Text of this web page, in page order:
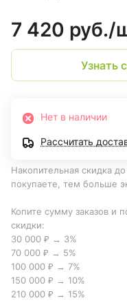
7 420 руб./
Узнать
Нет в наличии
Рассчитать
Накопительная скидка
покупаете, тем больше
Копите сумму заказов и
скидки:
30 000 ₽ → 3%
70 000 ₽ → 5%
100 000 ₽ → 7%
150 000 ₽ → 10%
210 000 ₽ → 15%